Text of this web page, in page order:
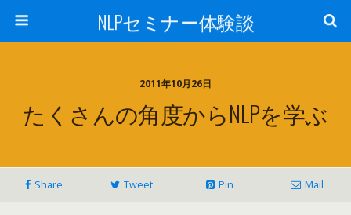
NLPセミナー体験談
2011年10月26日
たくさんの角度からNLPを学ぶ
Share Tweet Pin Mail